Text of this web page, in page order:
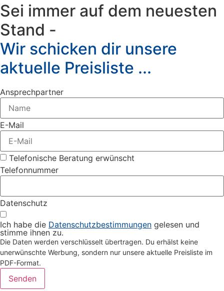
Sei immer auf dem neuesten
Stand -
Wir schicken dir unsere
aktuelle Preisliste ...
Ansprechpartner
E-Mail
Telefonische Beratung erwünscht
Telefonnummer
Datenschutz
Ich habe die Datenschutzbestimmungen gelesen und
stimme ihnen zu.
Die Daten werden verschlüsselt übertragen. Du erhälst keine
unerwünschte Werbung, sondern nur unsere aktuelle Preisliste im
PDF-Format.
Senden